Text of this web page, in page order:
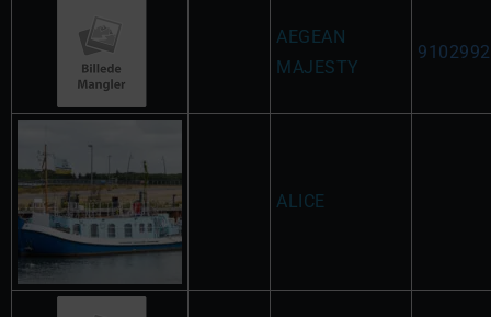
AEGEAN
MAJESTY
9102992
ALICE